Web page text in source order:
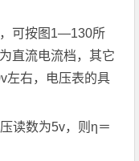
可按图1—130所
直流电流档，其它
左右，电压表的具
读数为5v，则η＝